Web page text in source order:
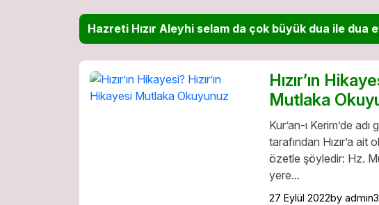
Hazreti Hızır Aleyhi selam da çok büyük dua ile dua
Hızır’ın
Mutlaka
Kur’an-ı Kerim’de
tarafından Hızır’a
özetle şöyledir: Hz.
yere...
27 Eylül 2022by admin